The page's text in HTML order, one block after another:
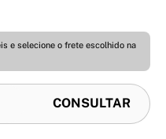
e selecione o frete escolhido na